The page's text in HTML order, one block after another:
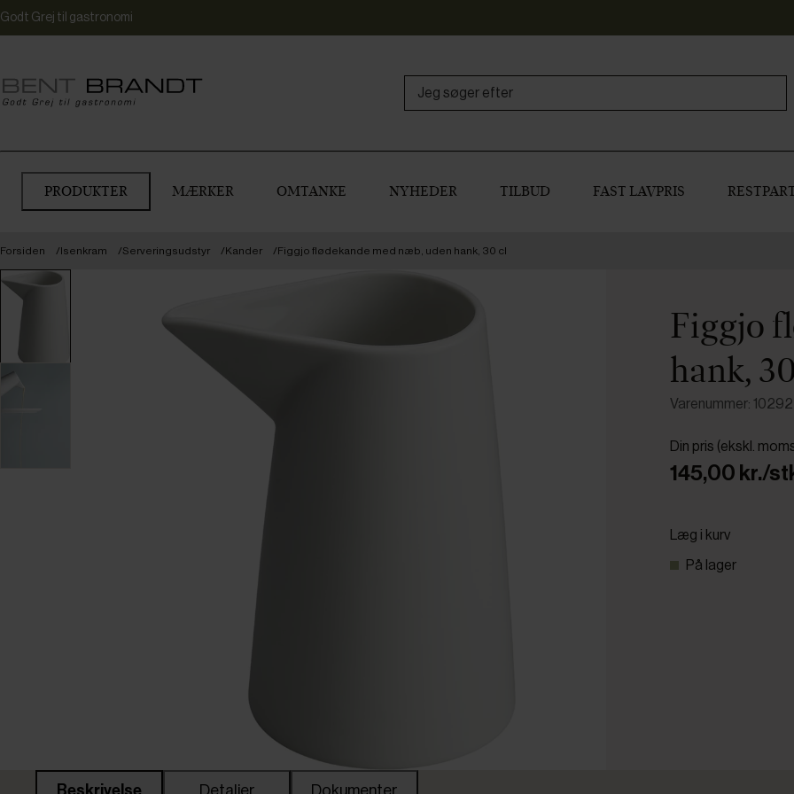
Godt Grej til gastronomi
PRODUKTER MÆRKER OMTANKE NYHEDER TILBUD FAST LAVPRIS
Forsiden Isenkram Serveringsudstyr Kander Figgjo flødekande med næb, uden hank, 30 cl
Figgjo
hank,
Varenummer:
Din pris (ekskl.
145,00 kr./
Læg i kurv
På lager
Beskrivelse Detaljer Dokumenter